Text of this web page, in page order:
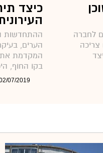
לחברה
צריכה
כיצד
ההתחדשות
הערים,
המקדמת את
בקו החוף,
07/2019